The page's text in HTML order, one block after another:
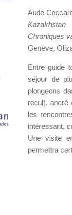
Aude
Kazakhstan
Chroniques
Genève,
Entre guide
séjour de
plongeons
recul), ancré
les
intéressant,
Une visite
permettra